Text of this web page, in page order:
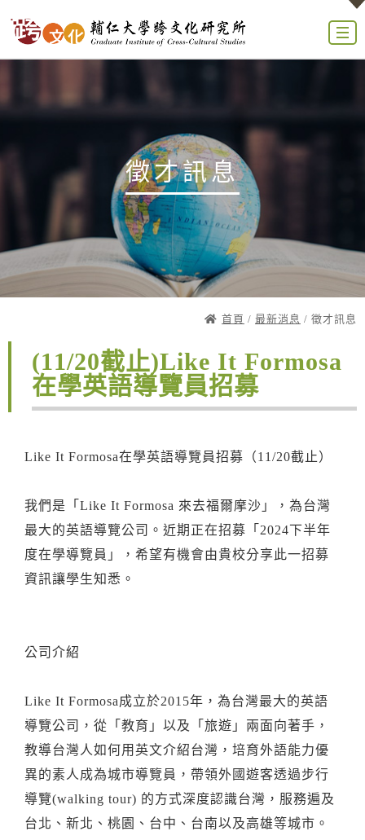
徵才訊息
首頁 / 最新消息 / 徵才訊息
(11/20截止)Like It Formosa
在學英語導覽員招募
Like It Formosa在學英語導覽員招募（11/20截止）
我們是「Like It Formosa 來去福爾摩沙」，為台灣
最大的英語導覽公司。近期正在招募「2024下半年
度在學導覽員」，希望有機會由貴校分享此一招募
資訊讓學生知悉。
公司介紹
Like It Formosa成立於2015年，為台灣最大的英語
導覽公司，從「教育」以及「旅遊」兩面向著手，
教導台灣人如何用英文介紹台灣，培育外語能力優
異的素人成為城市導覽員，帶領外國遊客透過步行
導覽(walking tour) 的方式深度認識台灣，服務遍及
台北、新北、桃園、台中、台南以及高雄等城市。